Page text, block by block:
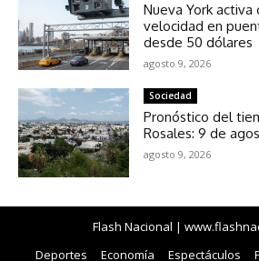
Nueva York activa
velocidad en
desde 50 dólares
agosto 9, 2026
Sociedad
Pronóstico del
Rosales: 9 de
agosto 9, 2026
Flash Nacional |
Deportes
Economía Espectáculos